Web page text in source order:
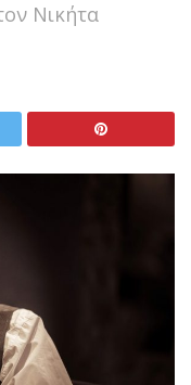
Νικήτα